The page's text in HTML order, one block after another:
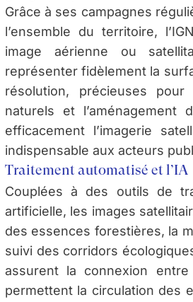
Grâce à ses campagnes
l’ensemble du territoire,
image aérienne ou
représenter fidèlement la
résolution, précieuses
naturels et l’aménagement
efficacement l’imagerie
indispensable aux acteurs
Traitement automatisé et l’IA
Couplées à des outils de
artificielle, les images
des essences forestières, la
suivi des corridors
assurent la connexion
permettent la circulation des